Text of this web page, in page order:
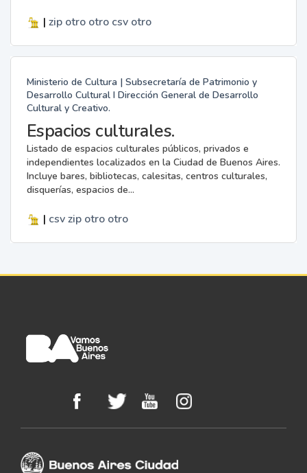
| zip otro otro csv otro
Ministerio de Cultura | Subsecretaría de Patrimonio y
Desarrollo Cultural I Dirección General de Desarrollo
Cultural y Creativo.
Espacios culturales.
Listado de espacios culturales públicos, privados e
independientes localizados en la Ciudad de Buenos Aires.
Incluye bares, bibliotecas, calesitas, centros culturales,
disquerías, espacios de...
| csv zip otro otro